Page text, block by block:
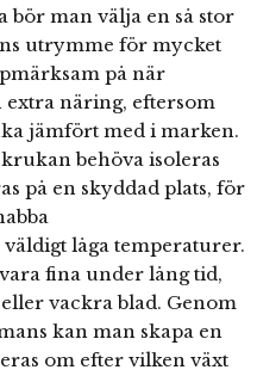
man välja en så stor
utrymme för mycket
på när
extra näring, eftersom
jämfört med i marken.
behöva isoleras
på en skyddad plats, för
låga temperaturer.
fina under lång tid,
vackra blad. Genom
kan man skapa en
om efter vilken växt